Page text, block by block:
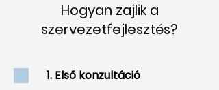
Hogyan zajlik a
szervezetfejlesztés?
1. Első konzultáció